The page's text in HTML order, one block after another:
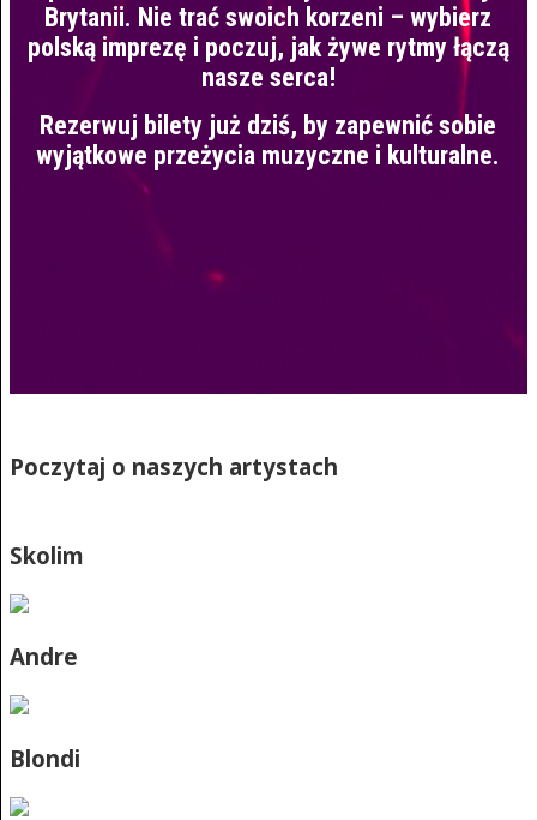
Brytanii. Nie trać swoich korzeni – wybierz
polską imprezę i poczuj, jak żywe rytmy łączą
nasze serca!
Rezerwuj bilety już dziś, by zapewnić sobie
wyjątkowe przeżycia muzyczne i kulturalne.
Poczytaj o naszych artystach
Skolim
Andre
Blondi